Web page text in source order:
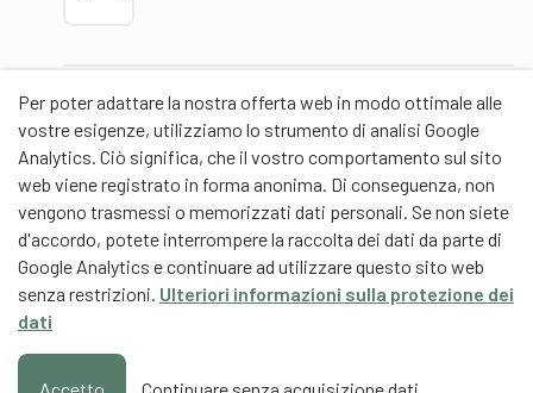
Per poter adattare la nostra offerta web in modo ottimale alle
vostre esigenze, utilizziamo lo strumento di analisi Google
Analytics. Ciò significa, che il vostro comportamento sul sito
web viene registrato in forma anonima. Di conseguenza, non
vengono trasmessi o memorizzati dati personali. Se non siete
d'accordo, potete interrompere la raccolta dei dati da parte di
Google Analytics e continuare ad utilizzare questo sito web
senza restrizioni. Ulteriori informazioni sulla protezione dei
dati
Partner
Partner di contenuti
Scuola universitaria federale dello Sport Macolin